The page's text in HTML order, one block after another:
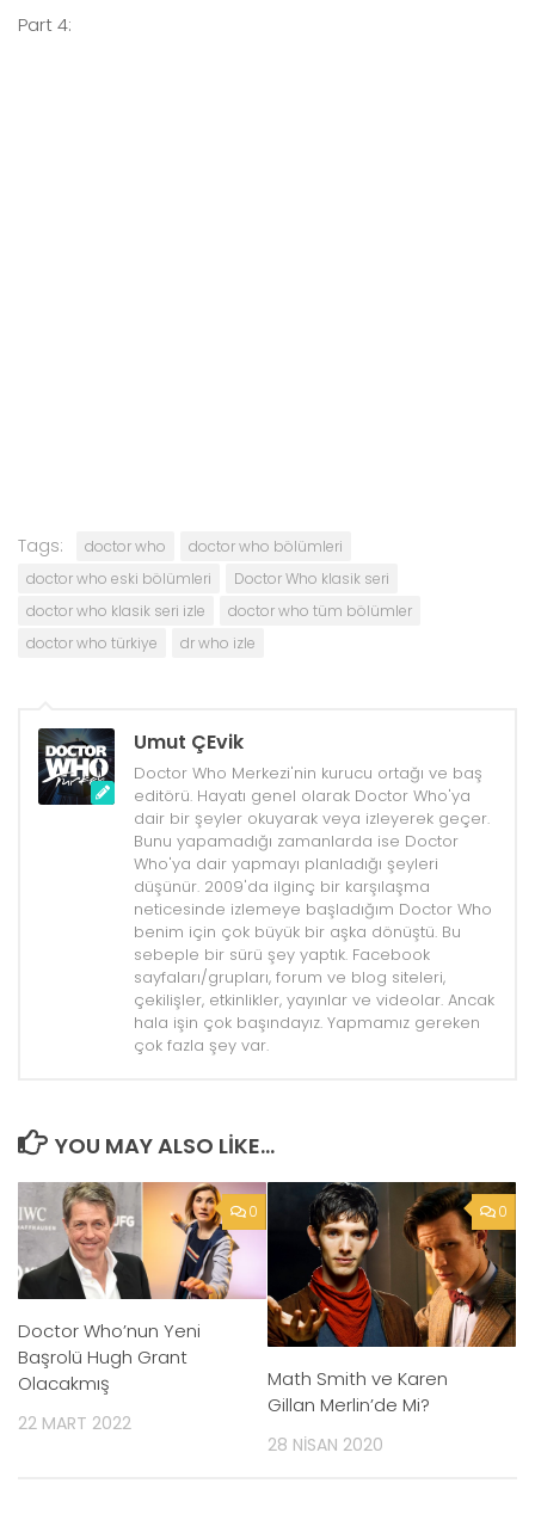
Part 4:
Tags: doctor who
doctor who bölümleri
doctor who eski bölümleri
Doctor Who klasik seri
doctor who klasik seri izle
doctor who tüm bölümler
doctor who türkiye
dr who izle
Umut ÇEvik
Doctor Who Merkezi'nin kurucu ortağı ve baş
editörü. Hayatı genel olarak Doctor Who'ya
dair bir şeyler okuyarak veya izleyerek geçer.
Bunu yapamadığı zamanlarda ise Doctor
Who'ya dair yapmayı planladığı şeyleri
düşünür. 2009'da ilginç bir karşılaşma
neticesinde izlemeye başladığım Doctor Who
benim için çok büyük bir aşka dönüştü. Bu
sebeple bir sürü şey yaptık. Facebook
sayfaları/grupları, forum ve blog siteleri,
çekilişler, etkinlikler, yayınlar ve videolar. Ancak
hala işin çok başındayız. Yapmamız gereken
çok fazla şey var.
YOU MAY ALSO LIKE...
0
Doctor Who’nun Yeni
Başrolü Hugh Grant
Olacakmış
22 MART 2022
0
Math Smith ve Karen
Gillan Merlin’de Mi?
28 NISAN 2020